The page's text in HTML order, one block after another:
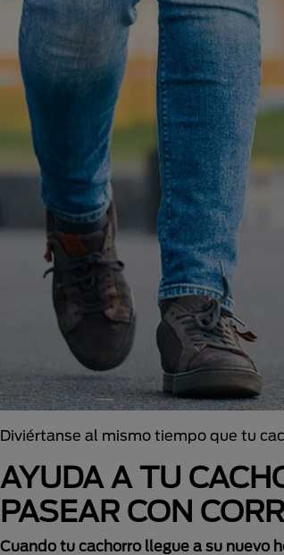
Diviértanse al mismo tiempo que tu
AYUDA A TU
PASEAR CON
Cuando tu cachorro llegue a su nuevo